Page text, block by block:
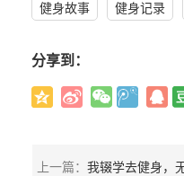
健身故事 健身记录
分享到：
上一篇： 我辍学去健身，无悔走向这条不归